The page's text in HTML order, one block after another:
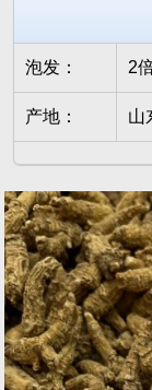
泡发： 2
产地： 山